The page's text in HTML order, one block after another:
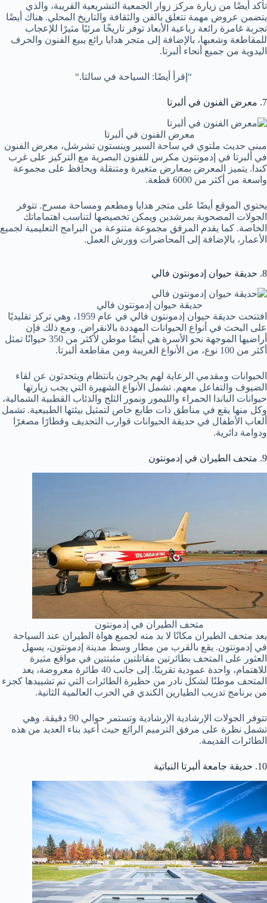
تأكد أيضًا من زيارة مركز زوار الجمعية التشريعية القريبة، والذي
يتضمن عروض مهمة تتعلق بالفن والثقافة والتاريخ المحلي. هناك أيضًا
تجربة غامرة رائعة رباعية الأبعاد توفر تاريخًا مرئيًا مثيرًا للإعجاب
للمقاطعة وشعبها، بالإضافة إلى متجر هدايا رائع يبيع الفنون والحرف
اليدوية من جميع أنحاء ألبرتا.
“إقرأ أيضًا: السياحة في سالتا.“
7. معرض الفنون في ألبرتا
معرض الفنون في ألبرتا
مبنى حديث ملتوي في ساحة السير وينستون تشرشل، معرض الفنون
في ألبرتا في إدمونتون مكرس للفنون البصرية مع التركيز على غرب
كندا. يتميز المعرض بمعارض متغيرة ومتنقلة ويحافظ على مجموعة
واسعة من أكثر من 6000 قطعة.
يحتوي الموقع أيضًا على متجر هدايا ومطعم ومساحة مسرح. تتوفر
الجولات المصحوبة بمرشدين ويمكن تخصيصها لتناسب اهتماماتك
الخاصة. كما يقدم المرفق مجموعة متنوعة من البرامج التعليمية لجميع
الأعمار، بالإضافة إلى المحاضرات وورش العمل.
8. حديقة حيوان إدمونتون فالي
حديقة حيوان إدمونتون فالي
افتتحت حديقة حيوان إدمونتون فالي في عام 1959، وهي تركز تقليديًا
على البحث في أنواع الحيوانات المهددة بالانقراض. ومع ذلك فإن
أراضيها الموجهة نحو الأسرة هي أيضًا موطن لأكثر من 350 حيوانًا تمثل
أكثر من 100 نوع، من الأنواع الغريبة ومن مقاطعة ألبرتا.
الحيوانات ومقدمي الرعاية لهم يخرجون بانتظام ويتحدثون عن لقاء
الضيوف والتفاعل معهم. تشمل الأنواع الشهيرة التي يجب زيارتها
حيوانات الباندا الحمراء والليمور ونمور الثلج والذئاب القطبية الشمالية،
وكل منها يقع في مناطق ذات طابع خاص لتمثيل بيئتها الطبيعية. تشمل
ألعاب الأطفال في حديقة الحيوانات قوارب التجديف وقطارًا مصغرًا
ودوامة دائرية.
9. متحف الطيران في إدمونتون
متحف الطيران في إدمونتون
يعد متحف الطيران مكانًا لا بد منه لجميع هواة الطيران عند السياحة
في إدمونتون. يقع بالقرب من مطار وسط مدينة إدمونتون، يسهل
العثور على المتحف بطائرتين مقاتلتين مثبتتين في مواقع مثيرة
للاهتمام، واحدة عمودية تقريبًا. إلى جانب 40 طائرة معروضة، يعد
المتحف موطنًا لشكل نادر من حظيرة الطائرات التي تم تشييدها كجزء
من برنامج تدريب الطيارين الكندي في الحرب العالمية الثانية.
تتوفر الجولات الإرشادية الإرشادية وتستمر حوالي 90 دقيقة. وهي
تشمل نظرة على مرفق الترميم الرائع حيث أعيد بناء العديد من هذه
الطائرات القديمة.
10. حديقة جامعة ألبرتا النباتية